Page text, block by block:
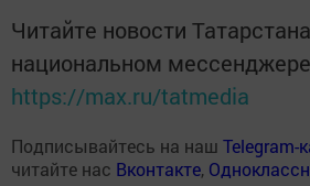
Читайте новости
национальном
https://max.ru/tatmedia
Подписывайтесь на наш Telegram-
читайте нас Вконтакте,